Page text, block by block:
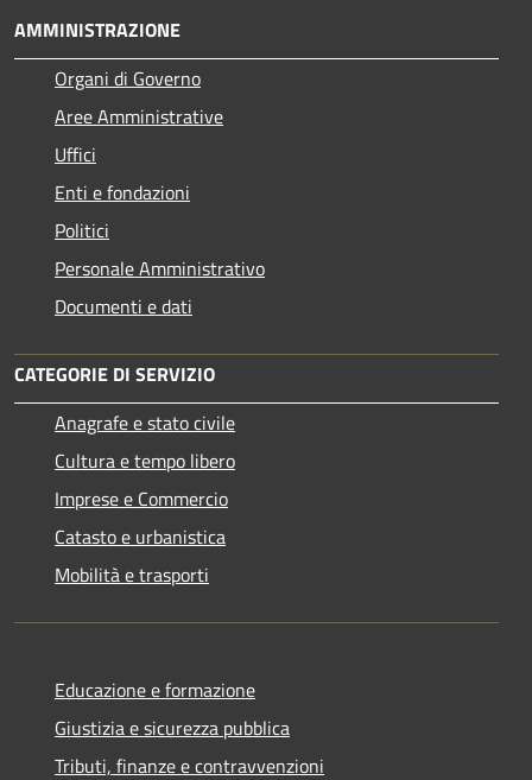
AMMINISTRAZIONE
Organi di Governo
Aree Amministrative
Uffici
Enti e fondazioni
Politici
Personale Amministrativo
Documenti e dati
CATEGORIE DI SERVIZIO
Anagrafe e stato civile
Cultura e tempo libero
Imprese e Commercio
Catasto e urbanistica
Mobilità e trasporti
Educazione e formazione
Giustizia e sicurezza pubblica
Tributi, finanze e contravvenzioni